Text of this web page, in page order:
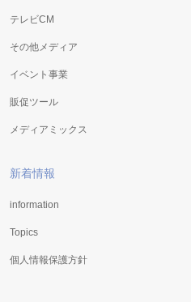
ーTVCM
2019年8月 東洋電化工業㈱
テレビCM
その他メディア
イベント事業
販促ツール
メディアミックス
新着情報
information
Topics
個人情報保護方針